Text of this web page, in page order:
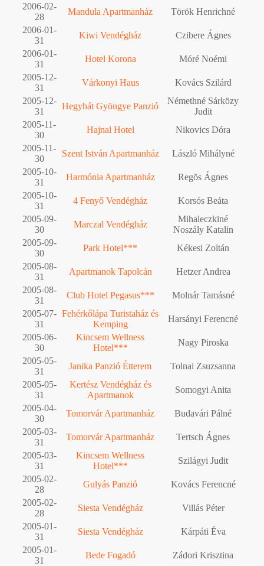
2006-02-
28
Mandula Apartmanház
Török Henrichné
2006-01-
31
Kiwi Vendégház
Czibere Ágnes
2006-01-
31
Hotel Korona
Móré Noémi
2005-12-
31
Várkonyi Haus
Kovács Szilárd
2005-12-
31
Hegyhát Gyöngye Panzió
Némethné Sárközy
Judit
2005-11-
30
Hajnal Hotel
Nikovics Dóra
2005-11-
30
Szent István Apartmanház
László Mihályné
2005-10-
31
Harmónia Apartmanház
Regõs Ágnes
2005-10-
31
4 Fenyő Vendégház
Korsós Beáta
2005-09-
30
Marczal Vendégház
Mihaleczkiné
Noszály Katalin
2005-09-
30
Park Hotel***
Kékesi Zoltán
2005-08-
31
Apartmanok Tapolcán
Hetzer Andrea
2005-08-
31
Club Hotel Pegasus***
Molnár Tamásné
2005-07-
31
Fehérkőlápa Turistaház és
Kemping
Harsányi Ferencné
2005-06-
30
Kincsem Wellness
Hotel***
Nagy Piroska
2005-05-
31
Janika Panzió Étterem
Tolnai Zsuzsanna
2005-05-
31
Kertész Vendégház és
Apartmanok
Somogyi Anita
2005-04-
30
Tomorvár Apartmanház
Budavári Pálné
2005-03-
31
Tomorvár Apartmanház
Tertsch Ágnes
2005-03-
31
Kincsem Wellness
Hotel***
Szilágyi Judit
2005-02-
28
Gulyás Panzió
Kovács Ferencné
2005-02-
28
Siesta Vendégház
Villás Péter
2005-01-
31
Siesta Vendégház
Kárpáti Éva
2005-01-
31
Bede Fogadó
Zádori Krisztina